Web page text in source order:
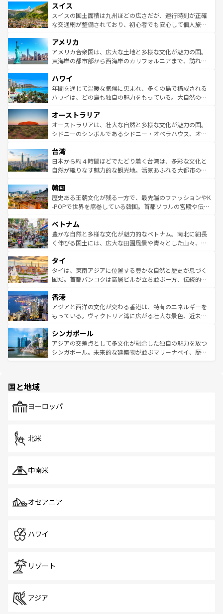
れる地方に足を運ぶとそれぞれで全く異なる文化を体験で
きるだろう。 なお、新着のフランス情報はコンテンツ一覧
を参照してほしい。
は、お酒好きな人にはぜひ体験してほしい。 なお、新着の
ドイツ情報はコンテンツ一覧を参照してほしい。
リアごとに異なる魅力がある。また、優雅なアフタヌーン
ティー、ビール好きにはたまらない英国パブ、サッカー観
戦など、本場だからこそできる体験も豊富。イギリスを旅
ンツ一覧を参照してほしい。
スイス
スイスの国土面積は九州ほどの広さだが、運行時刻が正確
な交通網が整備されており、初心者でも安心して個人旅行
の建物がそのまま残る町や、スイスならではのユニークな
博物館もあり、アルプス観光だけでなく町歩きも満喫する
ことができる。国民の所得が高いため物価も高いが、旅行
ば市内交通費無料で観光を楽しむこともできる。 なお、新
着のスイス情報はコンテンツ一覧 を参照してほしい。
アメリカ
アメリカ合衆国は、広大な土地と多様な文化が魅力の国。
東海岸の都市部から西海岸のカリフォルニアまで、訪れる
のような巨大都市は、観光、ショッピング、エンターテイ
ンメントが詰まった刺激的なスポットだ。一方、アメリカ
西部には大自然が広がり、グランドキャニオンやイエロー
部のニューオーリンズでは、音楽と美食が融合した独特の
文化が魅力。旅行者はアメリカの各地域で異なる魅力を楽
しみながら、その多様性と豊かな歴史を感じることができ
ならではの贅沢な旅のスタイルだ。 なお、新着のアメリカ
情報はコンテンツ一覧を参照してほしい。
ハワイ
年間を通じて温暖な気候に恵まれ、多くの島で構成される
ハワイは、どの島も独自の魅力をもっている。大自然の神
ワイ島は見逃せない。また、定番の観光地といえばオアフ
島だが、静かな自然を求めるならマウイ島やカウアイ島が
おすすめ。エメラルドグリーンに輝く海をはじめ、豊かな
れるおもてなしの心で訪れる人々を迎えてくれるハワイの
人々、おいしいローカルフードやハワイアンミュージッ
ク、伝統的なフラダンスなど、すべてがハワイの魅力を彩
ワイを、存分に味わってほしい。 なお、新着のハワイ情報
はコンテンツ一覧を参照してほしい。
オーストラリア
オーストラリアは、壮大な自然と多様な文化が魅力の国。
シドニーのシンボルであるシドニー・オペラハウス、オー
リアリーフや大陸中央部にそびえるウルル（エアーズロッ
ク）、タスマニアの美しい原生林やケアンズの熱帯雨林な
ど、見どころがたくさん。また、カフェやワイン、オージ
いる。アクティビティも充実しており、サーフィンやダイ
ビング、ハイキングなど、アウトドア好きにはたまらな
い。オーストラリアの多彩な魅力を存分に味わいつくそ
参照してほしい。
台湾
日本から約４時間ほどでたどり着く台湾は、多彩な文化と
自然が織りなす魅力的な観光地。活気あふれる大都市の台
ン）、静ひつな山岳地帯である台湾東部など、都市の喧騒
と山間の静けさが共存しており、訪れる人に新しい発見と
驚きをもたらしてくれる。また、奥深い台湾の食文化も魅
容にもいいと評判のスイーツなど、バラエティ豊かな料理
が味わえる。 なお、新着の台湾情報は コンテンツ一覧を参
照してほしい。
韓国
歴史ある王朝文化が残る一方で、最先端のファッションやK
-POPで世界を席巻している韓国。首都ソウルの宮殿や伝統
き、地方に足を延ばせば四季折々の自然美を楽しむことが
できる。そして、キムチや焼肉、絶品のストリートフード
まで、さまざまな韓国料理が待っている。夜には、韓国な
リティに包まれながら、韓国の多彩な魅力を心ゆくまで味
わってみてほしい。 なお、新着の韓国情報はコンテンツ一
覧を参照してほしい。
ベトナム
豊かな自然と多様な文化が魅力的なベトナム。南北に細長
く伸びる国土には、広大な田園風景や青々とした山々、世
急速な発展と共に伝統が息づく。ハノイの古い町並みやホ
ーチミン市のフランス統治時代の建物も、独特の雰囲気を
醸し出している。また、バラエティの豊かさとおいしさで
とつ。フォーやバインミー、ベトナムコーヒーなどは、ぜ
ひ現地で味わいたい。どの地域を訪れてもあたたかい人々
が旅行者を迎えてくれるので、きっと忘れられない旅にな
参照してほしい。
タイ
タイは、東南アジアに位置する豊かな自然と歴史が息づく
国だ。首都バンコクは高層ビルが立ち並ぶ一方、伝統的な
の活気が交差している。北部ではチェンマイなどの山岳地
帯で自然と触れ合い、南部ではプーケットやクラビの美し
いビーチでリゾート気分を楽しむことができる。タイ料理
激する。気候は一年中温暖で、どの季節にも異なる楽しみ
が待っている。親しみやすいタイの人々、仏教を中心とし
た文化、そして多様な観光資源が、訪れる旅人を魅了し続
香港
アジアと西洋の文化が交わる香港は、特有のエネルギーを
もっている。ヴィクトリア湾に広がる壮大な景色、近未来
み、どこを訪れても感動するはず。観光スポットが密集し
ており、効率よく見どころを回れるのも魅力。息をのむよ
うな絶景から文化的な体験まで、香港を存分に楽しみ尽く
シンガポール
アジアの交差点として多文化が融合した独自の魅力を放つ
シンガポール。未来的な建築物が並ぶマリーナベイ、歴史
で、ホーカーズは地元の風情を楽しめる外せないスポット
国と地域
ヨーロッパ
北米
中南米
オセアニア
ハワイ
リゾート
アジア